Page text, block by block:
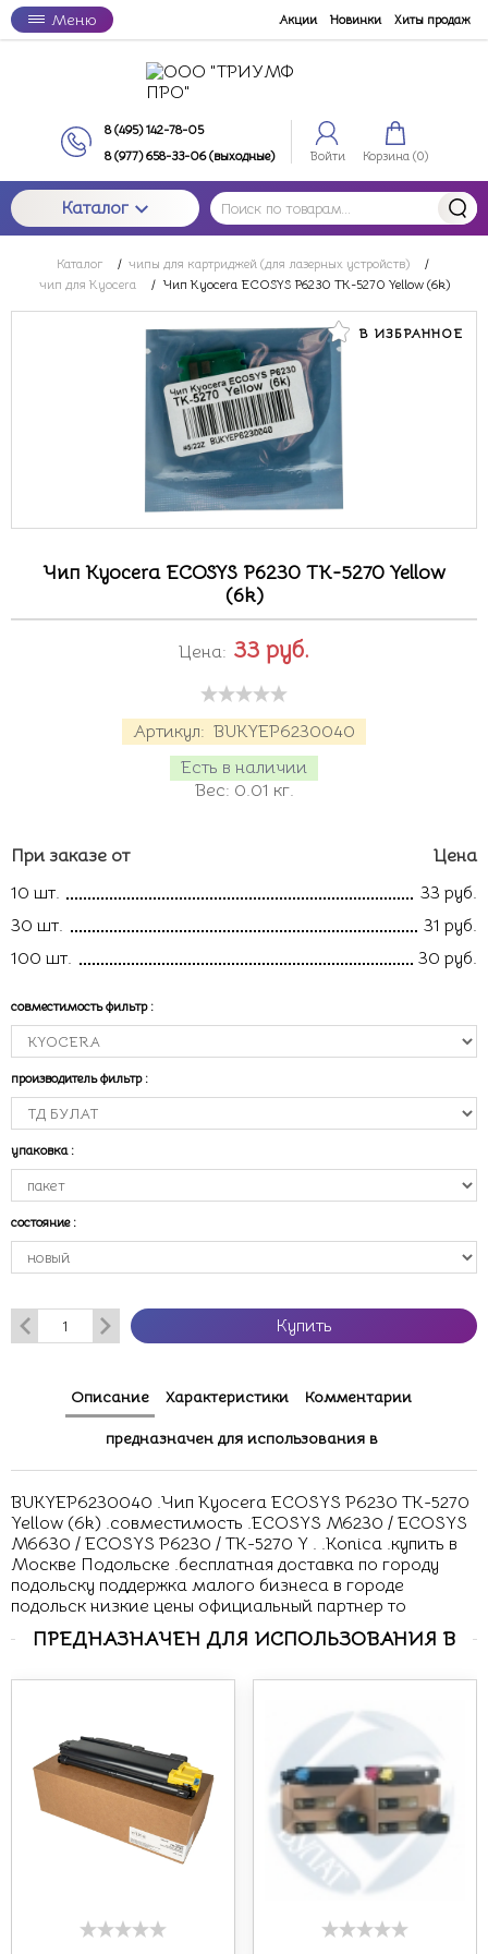
Меню Акции Новинки Хиты продаж
8 (495) 142-78-05
8 (977) 658-33-06 (выходные)
Войти Корзина (0)
Каталог
Каталог / чипы для картриджей (для лазерных устройств)
/
чип для Kyocera
/ Чип Kyocera ECOSYS P6230 TK-5270 Yellow (6k)
В ИЗБРАННОЕ
Чип Kyocera ECOSYS P6230 TK-5270 Yellow
(6k)
Артикул: BUKYEP6230040
Есть в наличии
Вес: 0.01 кг.
Цена: 33 руб.
При заказе от
Цена
10 шт.
33 руб.
30 шт.
31 руб.
100 шт.
30 руб.
совместимость фильтр :
производитель фильтр :
упаковка :
состояние :
Купить
Описание Характеристики Комментарии
предназначен для использования в
BUKYEP6230040 .Чип Kyocera ECOSYS P6230 TK-5270
Yellow (6k) .совместимость .ECOSYS M6230 / ECOSYS
M6630 / ECOSYS P6230 / TK-5270 Y . .Konica .купить в
Москве Подольске .бесплатная доставка по городу
подольску поддержка малого бизнеса в городе
подольск низкие цены официальный партнер то
ПРЕДНАЗНАЧЕН ДЛЯ ИСПОЛЬЗОВАНИЯ В